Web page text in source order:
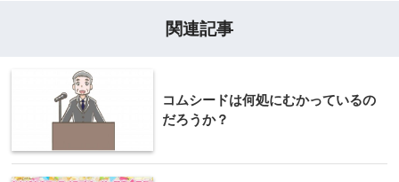
関連記事
コムシードは何処にむかっているの
だろうか？